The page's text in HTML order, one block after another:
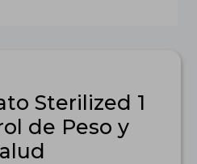
Sterilized 1
de Peso y